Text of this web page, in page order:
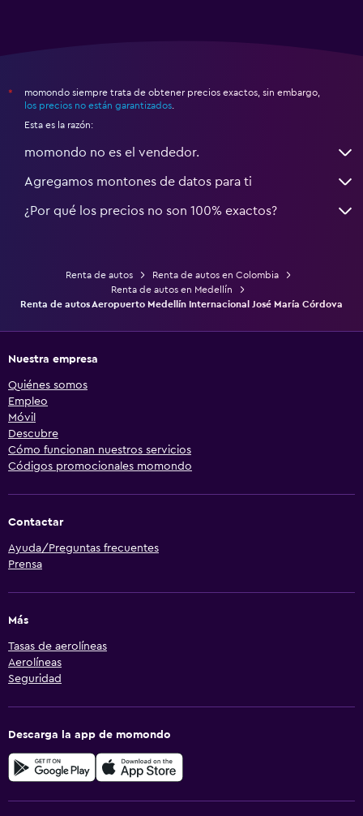
*
momondo siempre trata de obtener precios exactos, sin embargo,
los precios no están garantizados.
Esta es la razón:
momondo no es el vendedor.
Agregamos montones de datos para ti
¿Por qué los precios no son 100% exactos?
Renta de autos
Renta de autos en Colombia
Renta de autos en Medellín
Renta de autos Aeropuerto Medellín Internacional José María Córdova
Nuestra empresa
Quiénes somos
Empleo
Móvil
Descubre
Cómo funcionan nuestros servicios
Códigos promocionales momondo
Contactar
Ayuda/Preguntas frecuentes
Prensa
Más
Tasas de aerolíneas
Aerolíneas
Seguridad
Descarga la app de momondo